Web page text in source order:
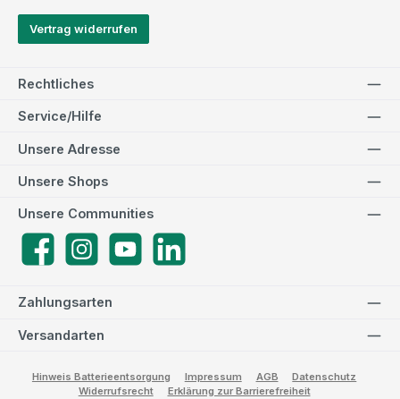
Vertrag widerrufen
Rechtliches
Service/Hilfe
Zahlungsarten
Versandarten
Unsere Adresse
Unsere Communities
FacebookInstagramYouTube
Unsere Shops
Hinweis Batterieentsorgung Impressum AGB
Datenschutz
Widerrufsrecht
Erklärung zur Barrierefreiheit